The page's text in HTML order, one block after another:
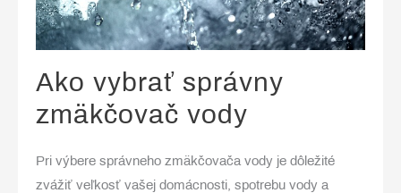
Ako vybrať správny
zmäkčovač vody
Pri výbere správneho zmäkčovača vody je dôležité
zvážiť veľkosť vašej domácnosti, spotrebu vody a